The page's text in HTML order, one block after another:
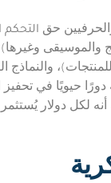
حق
والنماذج
حيويًا في
لكل دولار